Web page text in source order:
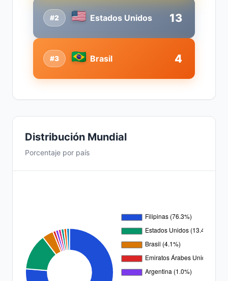
#2 Estados Unidos 13
#3 Brasil 4
Distribución Mundial
Porcentaje por país